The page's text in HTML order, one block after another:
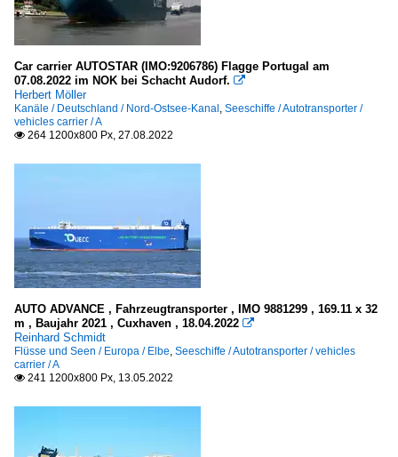
Südkorea
EUKOR Car Carriers
Car carrier AUTOSTAR (IMO:9206786) Flagge Portugal am
07.08.2022 im NOK bei Schacht Audorf. 
Herbert Möller
Kanäle / Deutschland / Nord-Ostsee-Kanal , Seeschiffe / Autotransporter /
vehicles carrier / A
 264 1200x800 Px, 27.08.2022
AUTO ADVANCE , Fahrzeugtransporter , IMO 9881299 , 169.11 x 32
m , Baujahr 2021 , Cuxhaven , 18.04.2022 
Reinhard Schmidt
Flüsse und Seen / Europa / Elbe, Seeschiffe / Autotransporter / vehicles
carrier / A
 241 1200x800 Px, 13.05.2022